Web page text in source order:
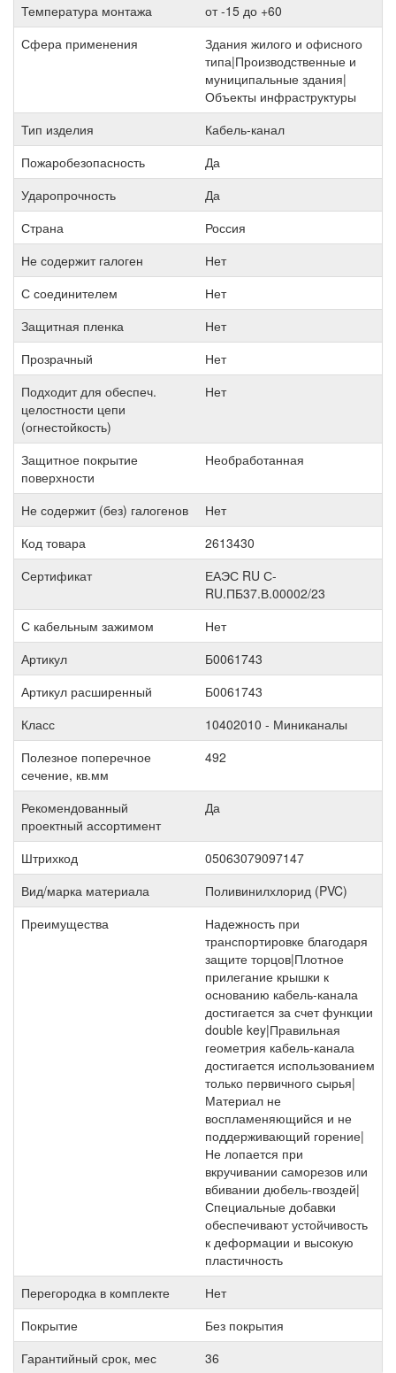
Температура монтажа
от -15 до +60
Сфера применения
Здания жилого и офисного
типа|Производственные и
муниципальные здания|
Объекты инфраструктуры
Тип изделия
Кабель-канал
Пожаробезопасность
Да
Ударопрочность
Да
Страна
Россия
Не содержит галоген
Нет
С соединителем
Нет
Защитная пленка
Нет
Прозрачный
Нет
Подходит для обеспеч.
целостности цепи
(огнестойкость)
Нет
Защитное покрытие
поверхности
Необработанная
Не содержит (без) галогенов
Нет
Код товара
2613430
Сертификат
ЕАЭС RU С-
RU.ПБ37.В.00002/23
С кабельным зажимом
Нет
Артикул
Б0061743
Артикул расширенный
Б0061743
Класс
10402010 - Миниканалы
Полезное поперечное
сечение, кв.мм
492
Рекомендованный
проектный ассортимент
Да
Штрихкод
05063079097147
Вид/марка материала
Поливинилхлорид (PVC)
Преимущества
Надежность при
транспортировке благодаря
защите торцов|Плотное
прилегание крышки к
основанию кабель-канала
достигается за счет функции
double key|Правильная
геометрия кабель-канала
достигается использованием
только первичного сырья|
Материал не
воспламеняющийся и не
поддерживающий горение|
Не лопается при
вкручивании саморезов или
вбивании дюбель-гвоздей|
Специальные добавки
обеспечивают устойчивость
к деформации и высокую
пластичность
Перегородка в комплекте
Нет
Покрытие
Без покрытия
Гарантийный срок, мес
36